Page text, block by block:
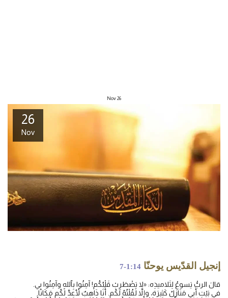
26
Nov
26
Nov
إنجيل القدّيس يوحنّا 7-1:14
قالَ الربُّ يَسوعُ لِتَلاميذِه: «لا يَضْطَرِبْ قَلْبُكُم! آمِنُوا بِٱللهِ وآمِنُوا بِي.
في بَيْتِ أَبِي مَنَازِلُ كَثِيرَة، وإِلاَّ لَقُلْتُهُ لَكُم. أَنَا ذَاهِبٌ لأُعِدَّ لَكُم مَكَانًا.